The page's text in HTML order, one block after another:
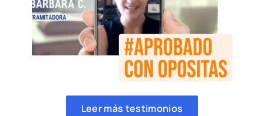
Leer más testimonios